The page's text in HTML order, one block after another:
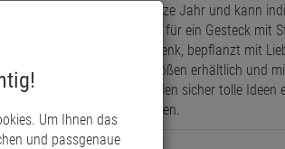
ist ein Allounder für das ganze Jahr und kann
Auch als Grundlage für ein Gesteck mit
ein originelles Geschenk, bepflanzt mit
gewaschen ist in zwei Größen erhältlich und
freien Lauf - es werden sicher tolle Ideen
von der Abbildung abweichen.
Um Ihnen das
und passgenaue